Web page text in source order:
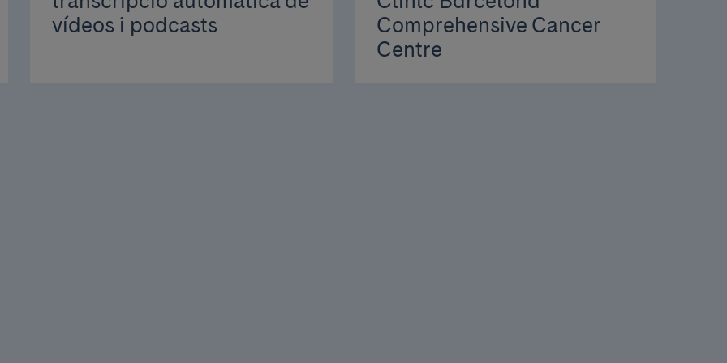
vídeos i podcasts
Comprehensive Cancer
Centre